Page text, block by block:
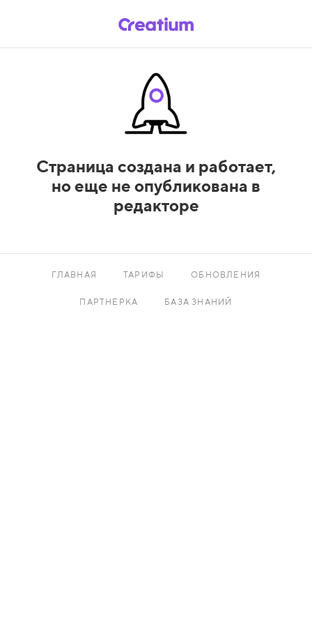
Страница создана и работает,
но еще не опубликована в
редакторе
ГЛАВНАЯ ТАРИФЫ ОБНОВЛЕНИЯ
ПАРТНЕРКА БАЗА ЗНАНИЙ